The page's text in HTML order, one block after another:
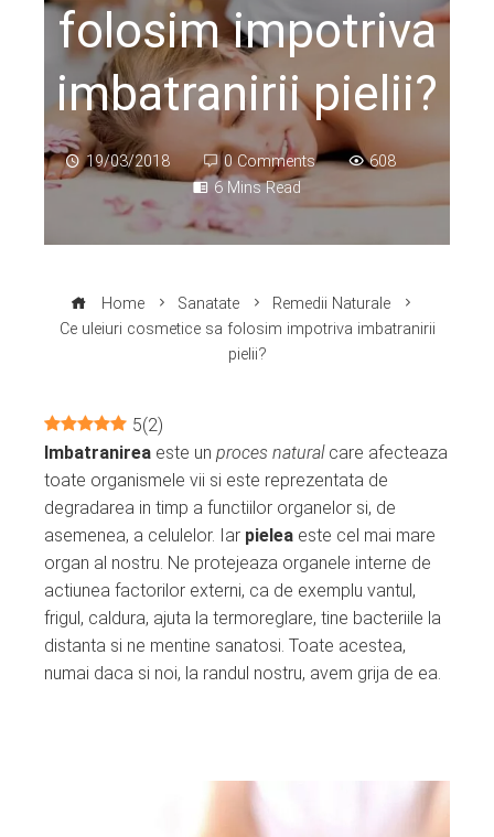
folosim impotriva
imbatranirii pielii?
19/03/2018 0 Comments
608
6 Mins Read
Home Sanatate
Remedii Naturale
Ce uleiuri cosmetice sa folosim impotriva imbatranirii
pielii?
5(2)
Imbatranirea este un proces naturalcare afecteaza
toate organismele vii si este reprezentata de
degradarea in timp a functiilor organelor si, de
asemenea, a celulelor. Iar pielea este cel mai mare
organ al nostru. Ne protejeaza organele interne de
actiunea factorilor externi, ca de exemplu vantul,
frigul, caldura, ajuta la termoreglare, tine bacteriile la
distanta si ne mentine sanatosi. Toate acestea,
numai daca si noi, la randul nostru, avem grija de ea.